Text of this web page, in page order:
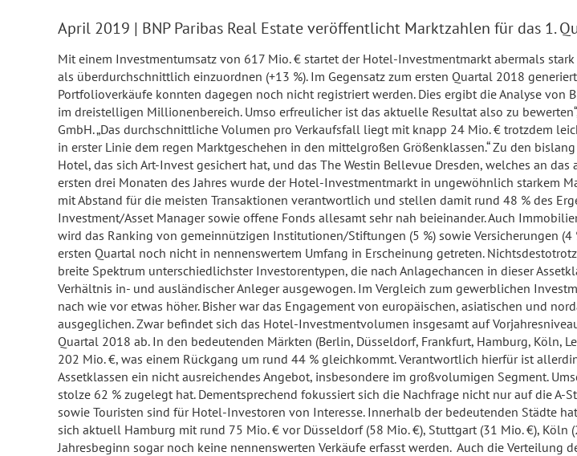
April 2019 | BNP Paribas Real Estate veröffentlicht Marktzahlen für das 1.
Mit einem Investmentumsatz von 617 Mio. € startet der Hotel-Investmentmarkt abermals
als überdurchschnittlich einzuordnen (+13 %). Im Gegensatz zum ersten Quartal 2018
Portfolioverkäufe konnten dagegen noch nicht registriert werden. Dies ergibt die Analyse von
im dreistelligen Millionenbereich. Umso erfreulicher ist das aktuelle Resultat also zu
GmbH. „Das durchschnittliche Volumen pro Verkaufsfall liegt mit knapp 24 Mio. € trotzdem
in erster Linie dem regen Marktgeschehen in den mittelgroßen Größenklassen.“ Zu den
Hotel, das sich Art-Invest gesichert hat, und das The Westin Bellevue Dresden, welches an
ersten drei Monaten des Jahres wurde der Hotel-Investmentmarkt in ungewöhnlich starkem
mit Abstand für die meisten Transaktionen verantwortlich und stellen damit rund 48 % des
Investment/Asset Manager sowie offene Fonds allesamt sehr nah beieinander. Auch
wird das Ranking von gemeinnützigen Institutionen/Stiftungen (5 %) sowie Versicherungen
ersten Quartal noch nicht in nennenswertem Umfang in Erscheinung getreten.
breite Spektrum unterschiedlichster Investorentypen, die nach Anlagechancen in dieser
Verhältnis in- und ausländischer Anleger ausgewogen. Im Vergleich zum gewerblichen
nach wie vor etwas höher. Bisher war das Engagement von europäischen, asiatischen und
ausgeglichen. Zwar befindet sich das Hotel-Investmentvolumen insgesamt auf
Quartal 2018 ab. In den bedeutenden Märkten (Berlin, Düsseldorf, Frankfurt, Hamburg,
202 Mio. €, was einem Rückgang um rund 44 % gleichkommt. Verantwortlich hierfür ist
Assetklassen ein nicht ausreichendes Angebot, insbesondere im großvolumigen Segment.
stolze 62 % zugelegt hat. Dementsprechend fokussiert sich die Nachfrage nicht nur auf die
sowie Touristen sind für Hotel-Investoren von Interesse. Innerhalb der bedeutenden Städte
sich aktuell Hamburg mit rund 75 Mio. € vor Düsseldorf (58 Mio. €), Stuttgart (31 Mio. €),
Jahresbeginn sogar noch keine nennenswerten Verkäufe erfasst werden. Auch die